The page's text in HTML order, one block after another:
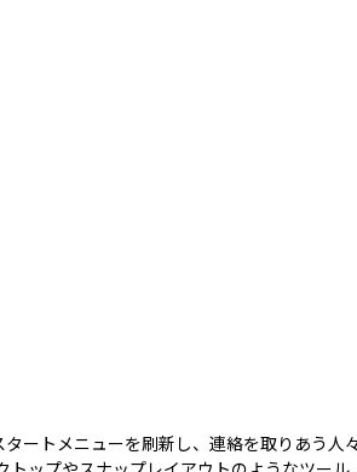
ートメニューを刷新し、連絡を取りあう人